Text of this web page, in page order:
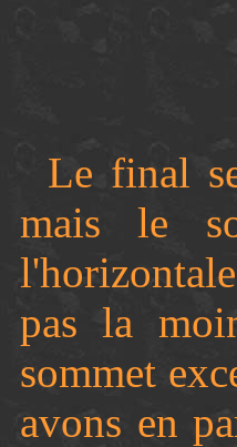
Le final
mais le
pas la
sommet
avons en